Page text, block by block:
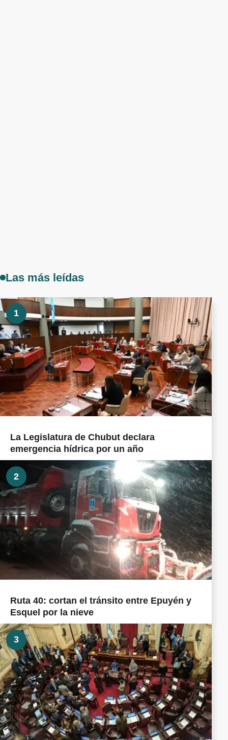
Las más leídas
1
La Legislatura de Chubut declara
emergencia hídrica por un año
2
Ruta 40: cortan el tránsito entre Epuyén y
Esquel por la nieve
3